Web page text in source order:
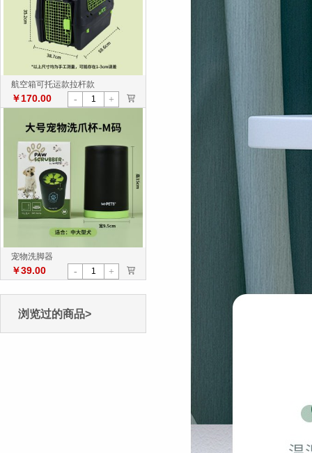
航空箱可托运款拉杆款
￥170.00 - + >
宠物洗脚器
￥39.00 - + >
浏览过的商品>